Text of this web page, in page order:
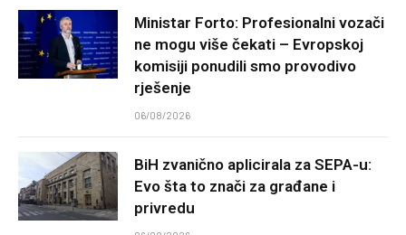
Ministar Forto: Profesionalni vozači
ne mogu više čekati – Evropskoj
komisiji ponudili smo provodivo
rješenje
06/08/2026
BiH zvanično aplicirala za SEPA-u:
Evo šta to znači za građane i
privredu